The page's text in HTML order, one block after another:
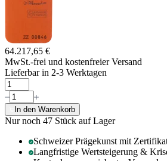
64.217,65 €
MwSt.-frei und kostenfreier Versand
Lieferbar in 2-3 Werktagen
In den Warenkorb
Nur noch 47 Stück auf Lager
Schweizer Prägekunst mit
Langfristige Wertsteigerung &